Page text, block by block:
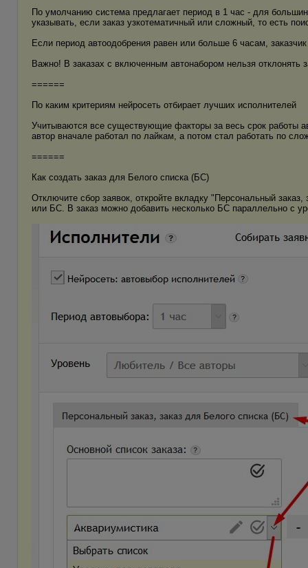
По умолчанию система предлагает период в 1 час - для
указывать, если заказ узкотематичный или сложный, то есть
Если период автоодобрения равен или больше 6 часам,
Важно! В заказах с включенным автонабором нельзя отклонять
======
По каким критериям нейросеть отбирает лучших исполнителей
Учитываются все существующие факторы за весь срок работы
автор вначале работал по лайкам, а потом стал работать по
======
Как создать заказ для Белого списка (БС)
Отключите сбор заявок, откройте вкладку "Персональный
или БС. В заказ можно добавить несколько БС параллельно с